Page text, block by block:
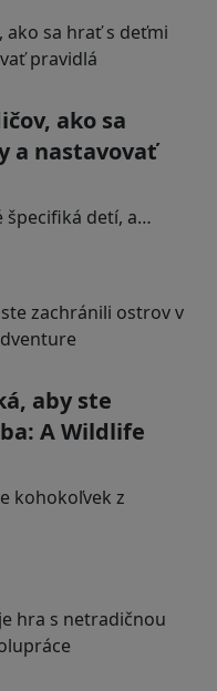
ako sa
a nastavovať
špecifiká detí, a…
aby ste
A Wildlife
kohokoľvek z